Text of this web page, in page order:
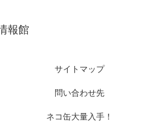
報館
サイトマップ
問い合わせ先
ネコ缶大量入手！